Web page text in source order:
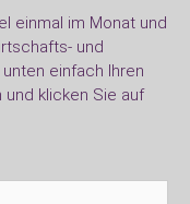
einmal im Monat und
und
einfach Ihren
und klicken Sie auf